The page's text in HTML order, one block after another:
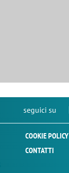
seguici su
COOKIE POLICY
CONTATTI